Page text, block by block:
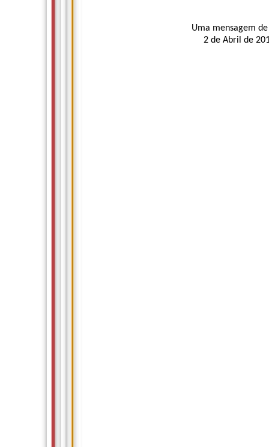
Uma mensagem
2 de Abril de